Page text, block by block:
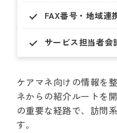
FAX番号・地域連
サービス担当者会
ケアマネ向けの情報を
ネからの紹介ルートを
の重要な経路で、訪問
す。